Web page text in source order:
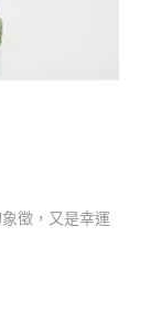
徵，又是幸運